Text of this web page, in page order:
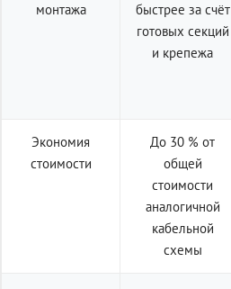
монтажа
быстрее за счёт
готовых секций
и крепежа
Экономия
стоимости
До 30 % от
общей
стоимости
аналогичной
кабельной
схемы